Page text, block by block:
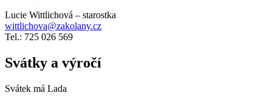
Lucie Wittlichová – starostka
wittlichova@zakolany.cz
Tel.: 725 026 569
Svátky a výročí
Svátek má Lada